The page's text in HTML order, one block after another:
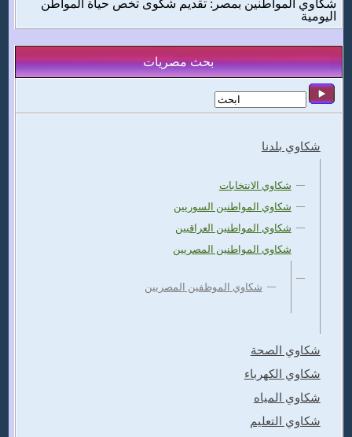
شكاوي المواطنين بمصر: تقديم شكوى تخص حياة المواطن
اليومية
بحث مصريات
شكاوي بلدنا
شكاوي الانتخابات
شكاوي المواطنين السوريين
شكاوي المواطنين العراقيين
شكاوي المواطنين المصريين
شكاوي الموظفين المصريين
شكاوي الصحة
شكاوي الكهرباء
شكاوي المياه
شكاوي التعليم